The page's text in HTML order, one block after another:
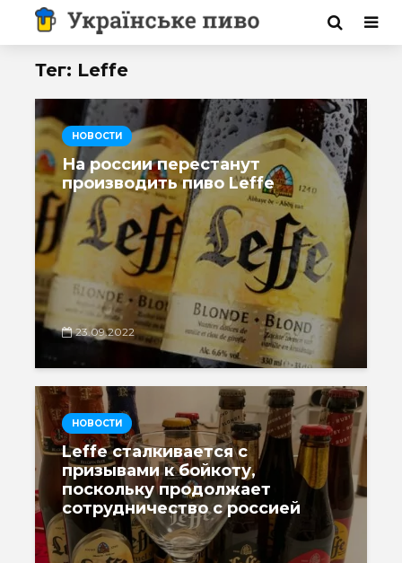
Тег: Leffe
НОВОСТИ
На россии перестанут
производить пиво Leffe
23.09.2022
НОВОСТИ
Leffe сталкивается с
призывами к бойкоту,
поскольку продолжает
сотрудничество с россией